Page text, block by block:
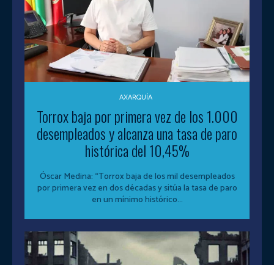
AXARQUÍA
Torrox baja por primera vez de los 1.000
desempleados y alcanza una tasa de paro
histórica del 10,45%
Óscar Medina: “Torrox baja de los mil desempleados
por primera vez en dos décadas y sitúa la tasa de paro
en un mínimo histórico...